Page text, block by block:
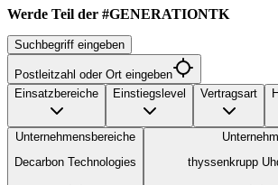
Werde Teil der #GENERATIONTK
Suchbegriff eingeben
Postleitzahl oder Ort eingeben
Einsatzbereiche
Einstiegslevel Vertragsart
Unternehmensbereiche
Decarbon Technologies
thyssenkrupp